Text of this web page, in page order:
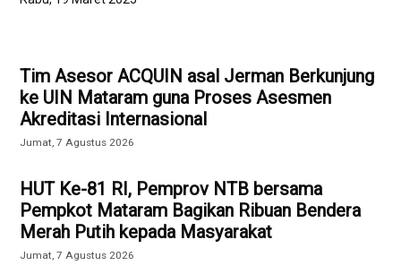
Tim Asesor ACQUIN asal Jerman Berkunjung
ke UIN Mataram guna Proses Asesmen
Akreditasi Internasional
Jumat, 7 Agustus 2026
HUT Ke-81 RI, Pemprov NTB bersama
Pempkot Mataram Bagikan Ribuan Bendera
Merah Putih kepada Masyarakat
Jumat, 7 Agustus 2026